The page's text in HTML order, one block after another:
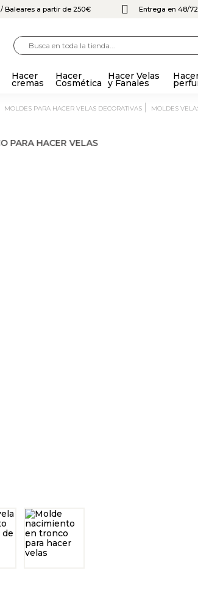
/ Baleares a partir de 250€ Entrega en 48/
Hacer
cremas
Hacer
Cosmética
Hacer Velas
y Fanales
MOLDES PARA HACER VELAS DECORATIVAS MOLDES